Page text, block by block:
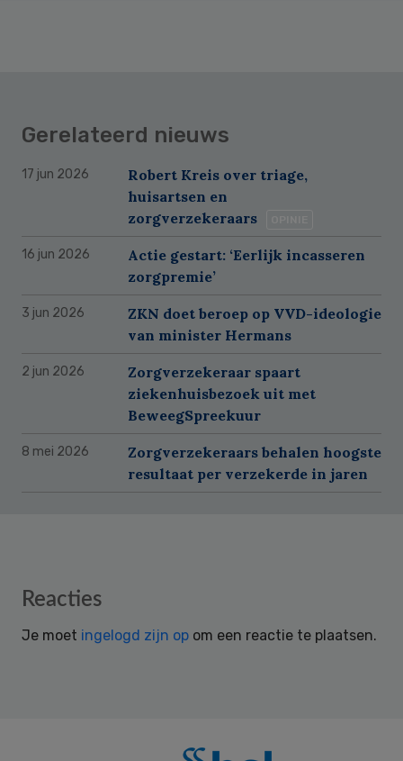
Gerelateerd nieuws
17 jun 2026
Robert Kreis over triage,
huisartsen en
zorgverzekeraars
16 jun 2026
Actie gestart: ‘Eerlijk incasseren
zorgpremie’
3 jun 2026
ZKN doet beroep op VVD-ideologie
van minister Hermans
2 jun 2026
Zorgverzekeraar spaart
ziekenhuisbezoek uit met
BeweegSpreekuur
8 mei 2026
Zorgverzekeraars behalen hoogste
resultaat per verzekerde in jaren
Reader
Reacties
Je moet ingelogd zijn op om een reactie te plaatsen.